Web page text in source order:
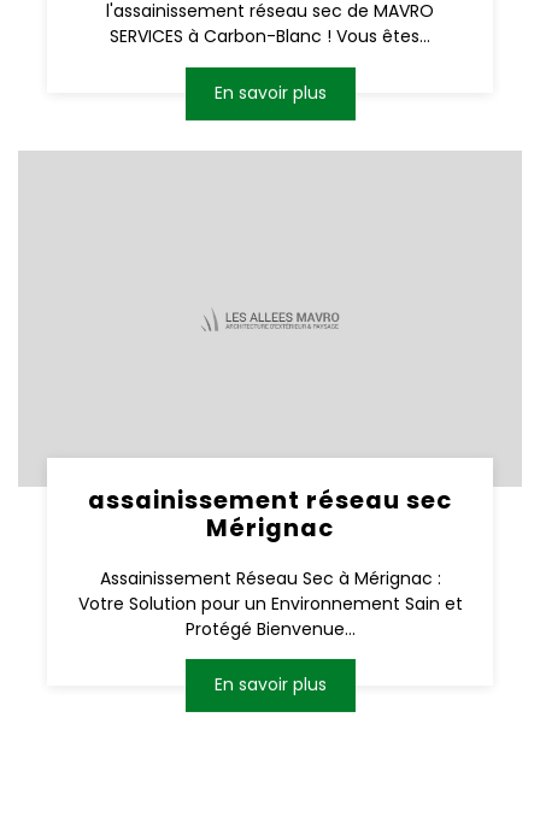
l'assainissement réseau sec de MAVRO
SERVICES à Carbon-Blanc ! Vous êtes...
En savoir plus
assainissement réseau sec
Mérignac
Assainissement Réseau Sec à Mérignac :
Votre Solution pour un Environnement Sain et
Protégé Bienvenue...
En savoir plus